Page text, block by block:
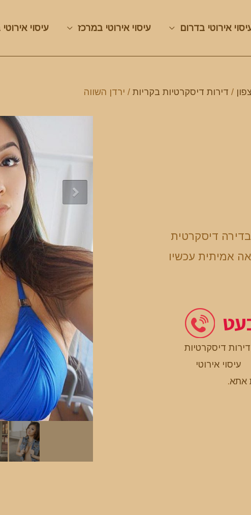
אירוטי בדרום עיסוי אירוטי במרכז עיסוי אירוטי
/ דירות דיסקרטיות בקריות / ירדן השווה
דיסקרטית
אמיתית עכשיו
דירות דיסקרטיות
עיסוי אירוטי
אתא.